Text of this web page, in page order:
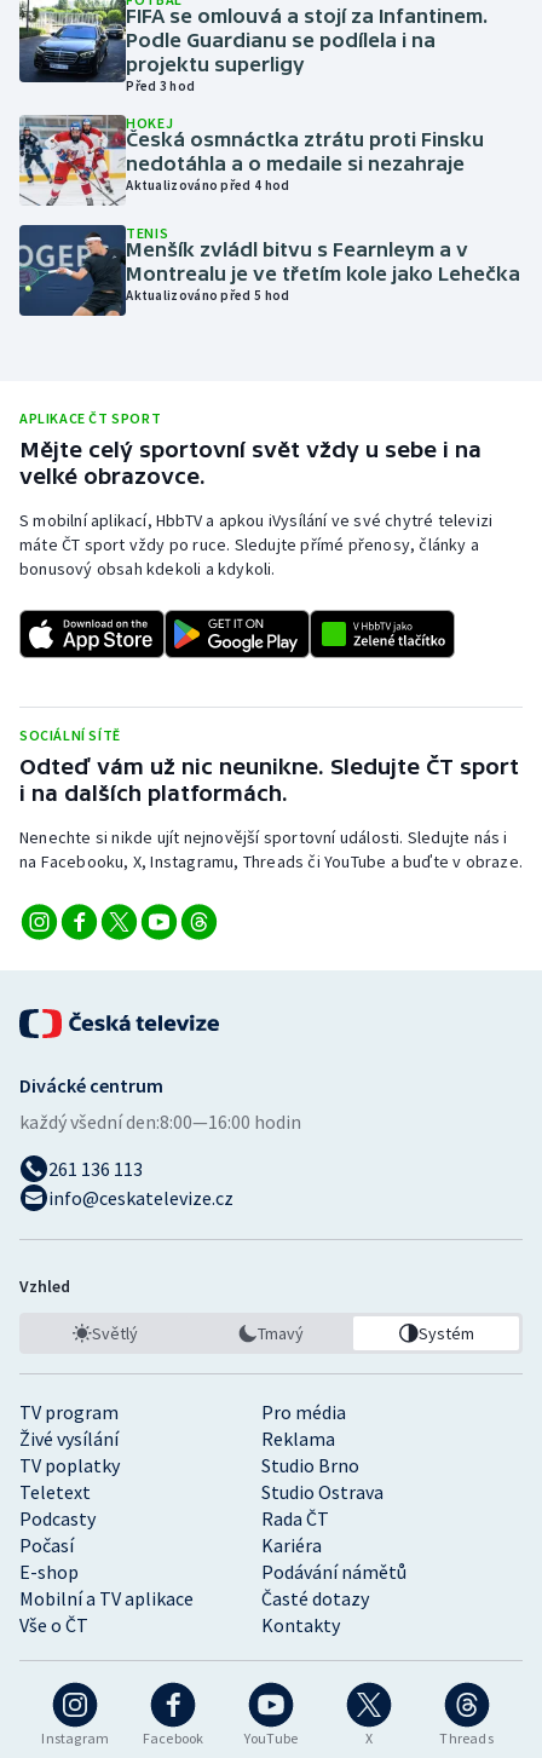
Moderní pětiboj
Motorsport
Olympijské hry
Parasport
Plavání
Rychlobruslení
Rychlostní kanoistika
Short track
Sportovní střelba
Veslování
Vodní slalom
Volejbal
FIFA se omlouvá a stojí za Infantinem.
Podle Guardianu se podílela i na
projektu superligy
Před 3 hod
HOKEJ
Česká osmnáctka ztrátu proti Finsku
nedotáhla a o medaile si nezahraje
Aktualizováno před 4 hod
TENIS
Menšík zvládl bitvu s Fearnleym a v
Montrealu je ve třetím kole jako Lehečka
Aktualizováno před 5 hod
APLIKACE ČT SPORT
Mějte celý sportovní svět vždy u sebe i na
velké obrazovce.
S mobilní aplikací, HbbTV a apkou iVysílání ve své chytré televizi
máte ČT sport vždy po ruce. Sledujte přímé přenosy, články a
bonusový obsah kdekoli a kdykoli.
SOCIÁLNÍ SÍTĚ
Odteď vám už nic neunikne. Sledujte ČT sport
i na dalších platformách.
Nenechte si nikde ujít nejnovější sportovní události. Sledujte nás i
na Facebooku, X, Instagramu, Threads či YouTube a buďte v obraze.
Instagram Facebook YouTube X Threads
TV program
Pro média
Živé vysílání
Reklama
TV poplatky
Studio Brno
Teletext
Studio Ostrava
Podcasty
Rada ČT
Počasí
Kariéra
E-shop
Podávání námětů
Mobilní a TV aplikace
Časté dotazy
Vše o ČT
Kontakty
Divácké centrum
každý všední den:8:00—16:00 hodin
261 136 113
info@ceskatelevize.cz
Vzhled
Světlý Tmavý Systém